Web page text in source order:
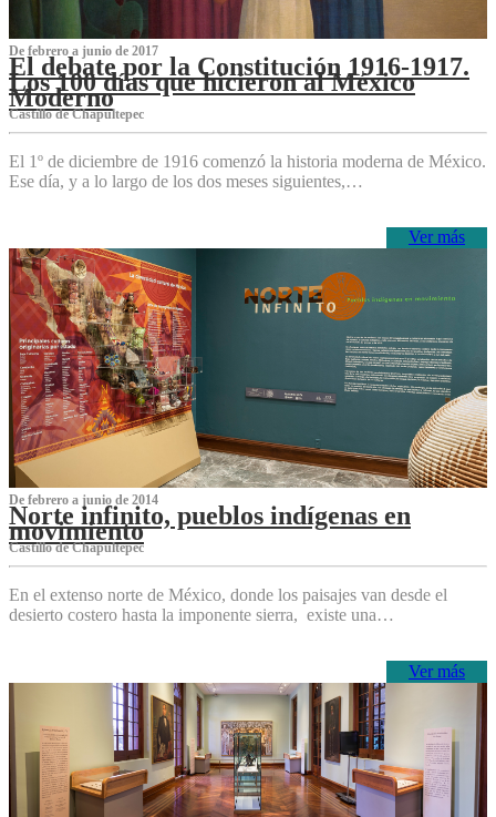
De febrero a junio de 2017
El debate por la Constitución 1916-1917.
Los 100 días que hicieron al México
Moderno
Castillo de Chapultepec
El 1º de diciembre de 1916 comenzó la historia moderna de México.
Ese día, y a lo largo de los dos meses siguientes,…
Ver más
De febrero a junio de 2014
Norte infinito, pueblos indígenas en
movimiento
Castillo de Chapultepec
En el extenso norte de México, donde los paisajes van desde el
desierto costero hasta la imponente sierra, existe una…
Ver más